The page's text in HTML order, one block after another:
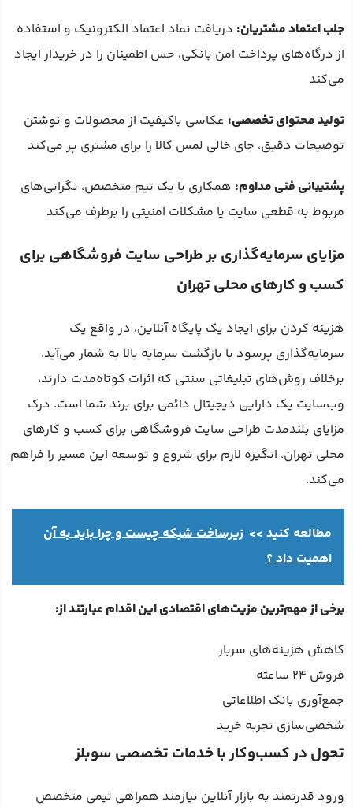
جلب اعتماد مشتریان: دریافت نماد اعتماد الکترونیک و استفاده
از درگاه‌های پرداخت امن بانکی، حس اطمینان را در خریدار ایجاد
می‌کند
تولید محتوای تخصصی: عکاسی باکیفیت از محصولات و نوشتن
توضیحات دقیق، جای خالی لمس کالا را برای مشتری پر می‌کند
پشتیبانی فنی مداوم: همکاری با یک تیم متخصص، نگرانی‌های
مربوط به قطعی سایت یا مشکلات امنیتی را برطرف می‌کند
مزایای سرمایه‌گذاری بر طراحی سایت فروشگاهی برای
کسب و کارهای محلی تهران
هزینه کردن برای ایجاد یک پایگاه آنلاین، در واقع یک
سرمایه‌گذاری پرسود با بازگشت سرمایه بالا به شمار می‌آید.
برخلاف روش‌های تبلیغاتی سنتی که اثرات کوتاه‌مدت دارند،
وب‌سایت یک دارایی دیجیتال دائمی برای برند شما است. درک
مزایای بلندمدت طراحی سایت فروشگاهی برای کسب و کارهای
محلی تهران، انگیزه لازم برای شروع و توسعه این مسیر را فراهم
می‌کند.
مطالعه کنید >> زیرساخت شبکه چیست و چرا باید به آن
اهمیت داد ؟
برخی از مهم‌ترین مزیت‌های اقتصادی این اقدام عبارتند از:
کاهش هزینه‌های سربار
فروش ۲۴ ساعته
جمع‌آوری بانک اطلاعاتی
شخصی‌سازی تجربه خرید
تحول در کسب‌وکار با خدمات تخصصی سوبلز
ورود قدرتمند به بازار آنلاین نیازمند همراهی تیمی متخصص